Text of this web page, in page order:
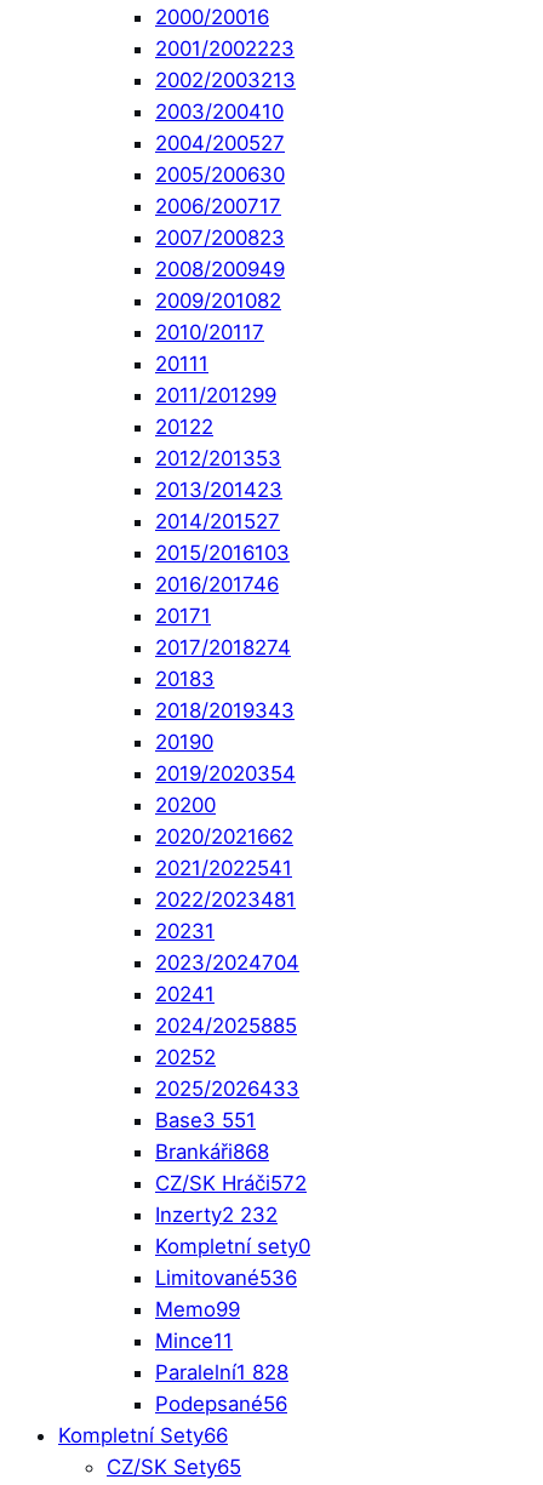
2000/20016
2001/2002223
2002/2003213
2003/200410
2004/200527
2005/200630
2006/200717
2007/200823
2008/200949
2009/201082
2010/20117
20111
2011/201299
20122
2012/201353
2013/201423
2014/201527
2015/2016103
2016/201746
20171
2017/2018274
20183
2018/2019343
20190
2019/2020354
20200
2020/2021662
2021/2022541
2022/2023481
20231
2023/2024704
20241
2024/2025885
20252
2025/2026433
Base3 551
Brankáři868
CZ/SK Hráči572
Inzerty2 232
Kompletní sety0
Limitované536
Memo99
Mince11
Paralelní1 828
Podepsané56
Kompletní Sety66
CZ/SK Sety65